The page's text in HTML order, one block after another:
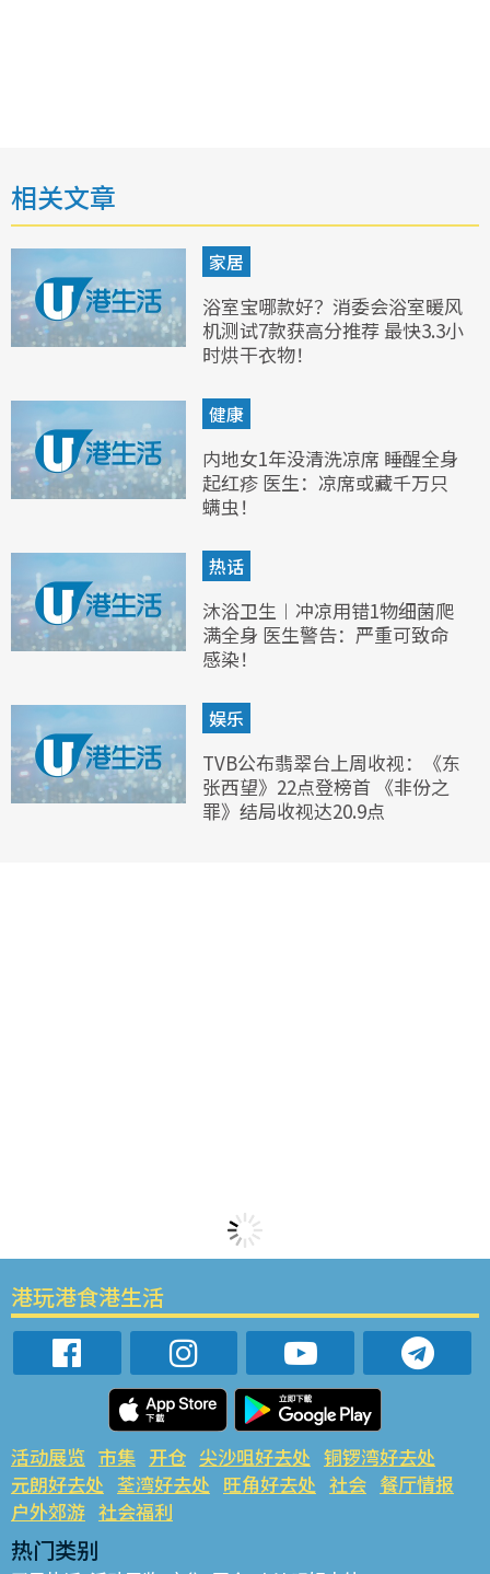
相关文章
家居
浴室宝哪款好？消委会浴室暖风
机测试7款获高分推荐 最快3.3小
时烘干衣物！
健康
内地女1年没清洗凉席 睡醒全身
起红疹 医生：凉席或藏千万只
螨虫！
热话
沐浴卫生︱冲凉用错1物细菌爬
满全身 医生警告：严重可致命
感染！
娱乐
TVB公布翡翠台上周收视：《东
张西望》22点登榜首 《非份之
罪》结局收视达20.9点
港玩港食港生活
活动展览 市集 开仓 尖沙咀好去处 铜锣湾好去处
元朗好去处 荃湾好去处 旺角好去处 社会 餐厅情报
户外郊游 社会福利
热门类别